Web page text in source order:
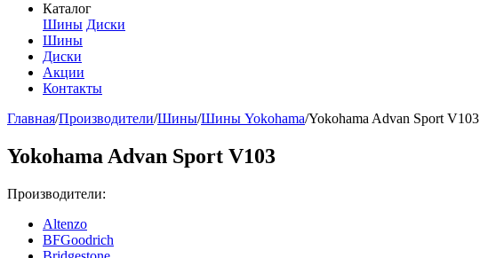
Каталог
Шины Диски
Шины
Диски
Акции
Контакты
Главная/Производители/Шины/Шины Yokohama/Yokohama Advan Sport V103
Yokohama Advan Sport V103
Производители:
Altenzo
BFGoodrich